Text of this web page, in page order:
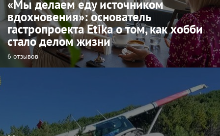
«Мы делаем еду источником
вдохновения»: основатель
гастропроекта Etika о том, как хобби
стало делом жизни
6 отзывов